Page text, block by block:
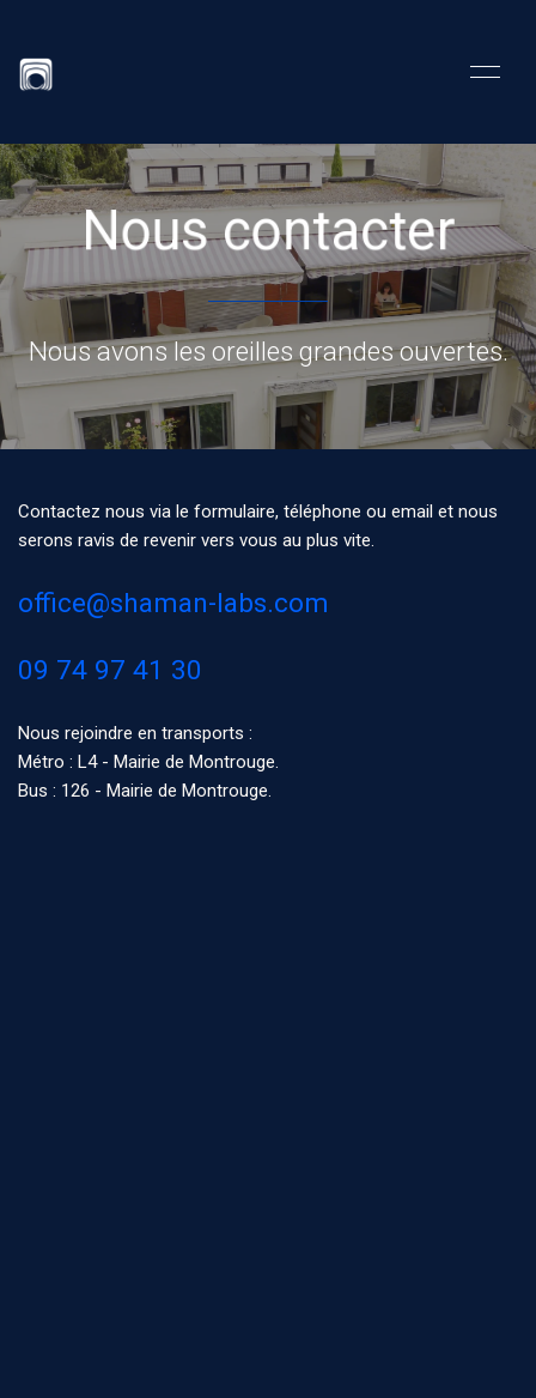
Nous contacter
Nous avons les oreilles grandes ouvertes.
Contactez nous via le formulaire, téléphone ou email et nous
serons ravis de revenir vers vous au plus vite.
office@shaman-labs.com
09 74 97 41 30
Nous rejoindre en transports :
Métro : L4 - Mairie de Montrouge.
Bus : 126 - Mairie de Montrouge.